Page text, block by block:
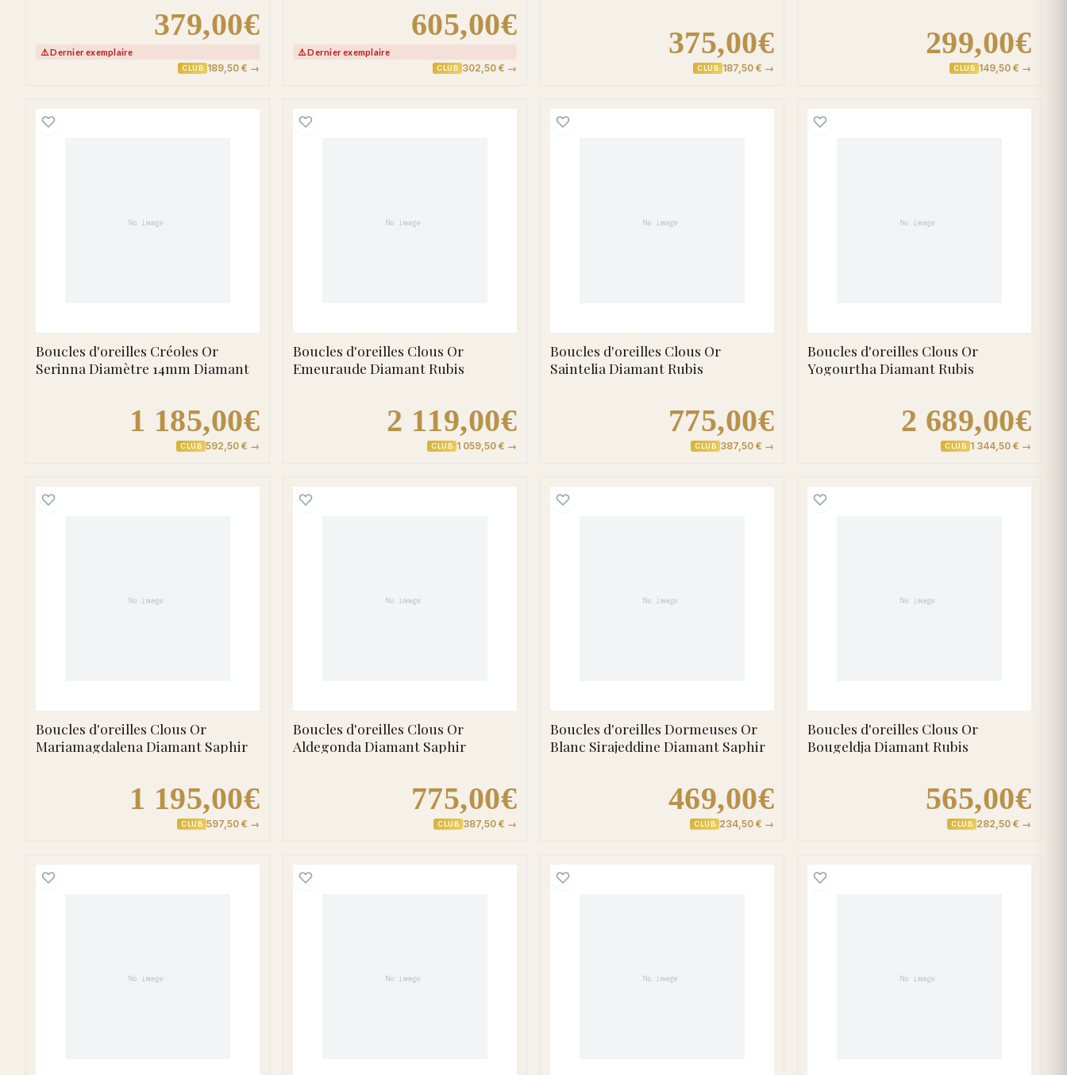
379,00€
⚠️ Dernier exemplaire
CLUB 189,50 € →
605,00€
⚠️ Dernier exemplaire
CLUB 302,50 € →
375,00€
CLUB 187,50 € →
299,00€
CLUB 149,50 € →
Boucles d'oreilles Créoles Or Serinna Diamètre 14mm Diamant
Boucles d'oreilles Créoles Or
Serinna Diamètre 14mm Diamant
1 185,00€
CLUB 592,50 € →
Boucles d'oreilles Clous Or Emeuraude Diamant Rubis
Boucles d'oreilles Clous Or
Emeuraude Diamant Rubis
2 119,00€
CLUB 1 059,50 € →
Boucles d'oreilles Clous Or Saintelia Diamant Rubis
Boucles d'oreilles Clous Or
Saintelia Diamant Rubis
775,00€
CLUB 387,50 € →
Boucles d'oreilles Clous Or
Yogourtha Diamant Rubis
2 689,00€
CLUB 1 344,50 € →
Boucles d'oreilles Clous Or Mariamagdalena Diamant Saphir
Boucles d'oreilles Clous Or
Mariamagdalena Diamant Saphir
1 195,00€
CLUB 597,50 € →
Boucles d'oreilles Clous Or Aldegonda Diamant Saphir
Boucles d'oreilles Clous Or
Aldegonda Diamant Saphir
775,00€
CLUB 387,50 € →
Boucles d'oreilles Dormeuses Or Blanc Sirajeddine Diamant Saphir
Boucles d'oreilles Dormeuses Or
Blanc Sirajeddine Diamant Saphir
469,00€
CLUB 234,50 € →
Boucles d'oreilles Clous Or
Bougeldja Diamant Rubis
565,00€
CLUB 282,50 € →
Boucles d'oreilles Créoles Or Blanc Anastasiia Diamant RubisBoucles d'oreilles Créoles Or Otilia Diamant RubisBoucles d'oreilles Clous Or Blanc Willeybelle Diamant Rubis